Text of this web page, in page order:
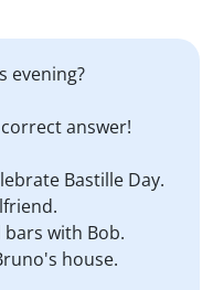
evening?
answer!
Bastille Day.
with Bob.
house.